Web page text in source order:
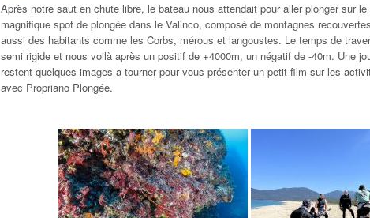
Après notre saut en chute libre, le bateau nous attendait pour aller plonger sur
magnifique spot de plongée dans le Valinco, composé de montagnes
aussi des habitants comme les Corbs, mérous et langoustes. Le temps de
semi rigide et nous voilà après un positif de +4000m, un négatif de -40m. Une
restent quelques images a tourner pour vous présenter un petit film sur les
avec Propriano Plongée.